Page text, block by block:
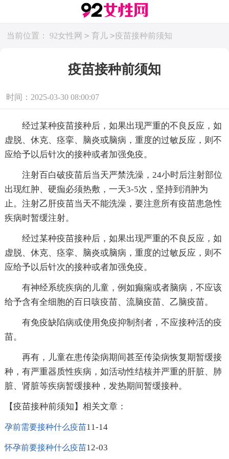
当前位置： 92女性网 > 育儿 >疫苗接种前须知
疫苗接种前须知
时间：2025-03-30 08:00:07
经过某种疫苗接种后，如果出现严重的不良反应，如
虚脱、休克、痉挛、脑炎或脑病，重度的过敏反应，则不
应给予以后针次的接种或者加强免疫。
注射百白破疫苗后当天严禁洗澡，24小时后注射部位
出现红肿、硬痂必须热敷，一天3-5次，坚持到消肿为
止。注射乙肝疫苗当天不能洗澡，要注意所有疫苗患急性
疾病时暂缓注射。
经过某种疫苗接种后，如果出现严重的不良反应，如
虚脱、休克、痉挛、脑炎或脑病，重度的过敏反应，则不
应给予以后针次的接种或者加强免疫。
有神经系统疾病的儿童，例如癫痫或者脑病，不应该
给予含有全细胞的百日咳疫苗、流脑疫苗、乙脑疫苗。
有免疫缺陷病或使用免疫抑制剂者，不应接种活的疫
苗。
再有，儿童在患传染病期间甚至传染病恢复期暂缓接
种，有严重器质性疾病，如活动性结核并严重的肝脏、肺
脏、肾脏等疾病暂缓接种，发热期间暂缓接种。
【疫苗接种前须知】相关文章：
孕前需要接种什么疫苗11-14
怀孕前要接种什么疫苗12-03